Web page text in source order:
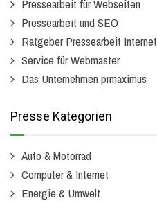
Pressearbeit für Webseiten
Pressearbeit und SEO
Ratgeber Pressearbeit Internet
Service für Webmaster
Das Unternehmen prmaximus
Presse Kategorien
Auto & Motorrad
Computer & Internet
Energie & Umwelt